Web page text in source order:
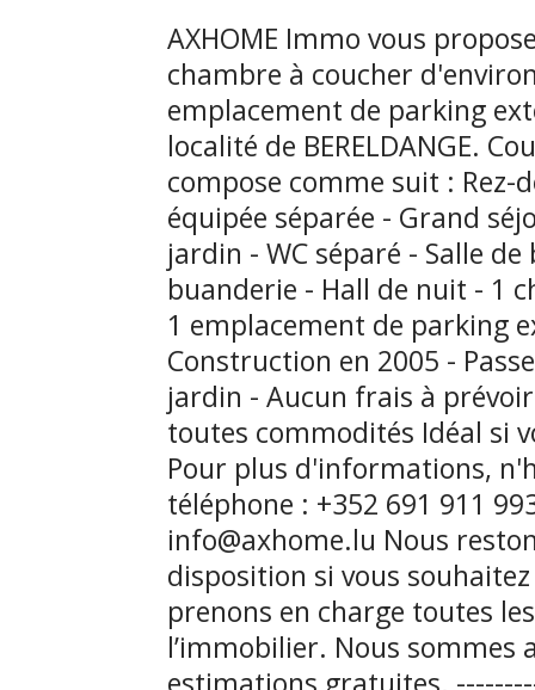
AXHOME Immo vous
chambre à coucher
emplacement de parking
localité de BERELDANGE.
compose comme suit : Rez-
équipée séparée - Grand
jardin - WC séparé - Salle
buanderie - Hall de nuit - 1
1 emplacement de parking
Construction en 2005 -
jardin - Aucun frais à
toutes commodités Idéal si
Pour plus d'informations,
téléphone : +352 691 911
info@axhome.lu Nous
disposition si vous
prenons en charge toutes
l’immobilier. Nous sommes